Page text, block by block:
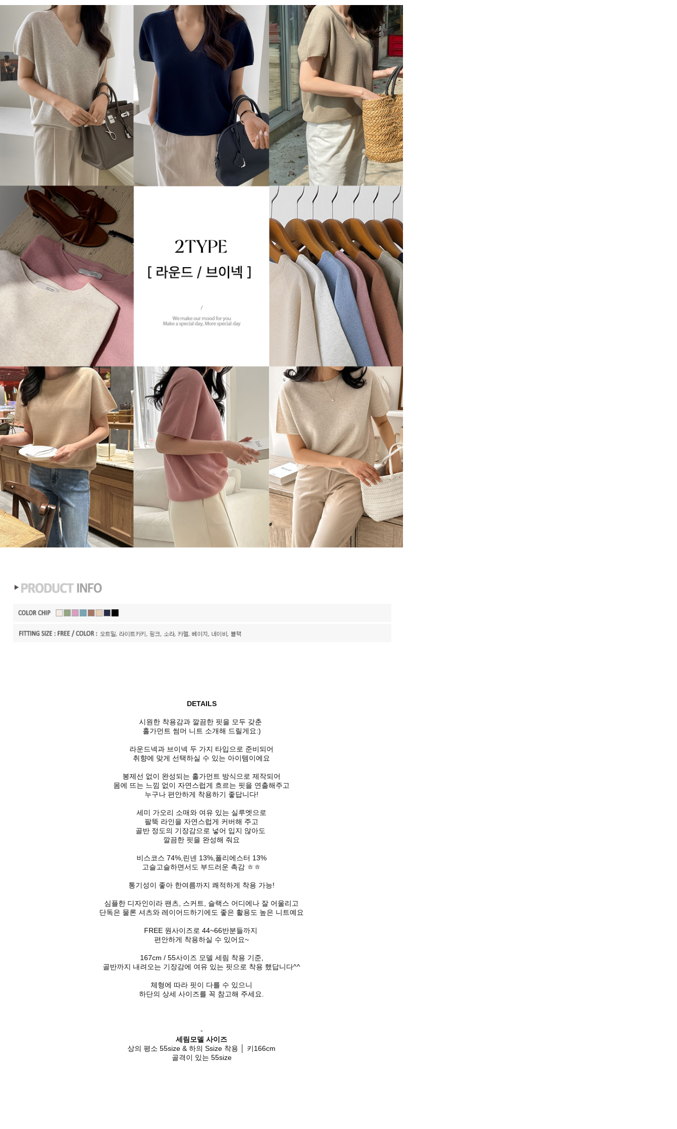
DETAILS
시원한 착용감과 깔끔한 핏을 모두 갖춘
홀가먼트 썸머 니트 소개해 드릴게요:)
라운드넥과 브이넥 두 가지 타입으로 준비되어
취향에 맞게 선택하실 수 있는 아이템이에요
봉제선 없이 완성되는 홀가먼트 방식으로 제작되어
몸에 뜨는 느낌 없이 자연스럽게 흐르는 핏을 연출해주고
누구나 편안하게 착용하기 좋답니다!
세미 가오리 소매와 여유 있는 실루엣으로
팔뚝 라인을 자연스럽게 커버해 주고
골반 정도의 기장감으로 넣어 입지 않아도
깔끔한 핏을 완성해 줘요
비스코스 74%,린넨 13%,폴리에스터 13%
고슬고슬하면서도 부드러운 촉감 ㅎㅎ
통기성이 좋아 한여름까지 쾌적하게 착용 가능!
심플한 디자인이라 팬츠, 스커트, 슬랙스 어디에나 잘 어울리고
단독은 물론 셔츠와 레이어드하기에도 좋은 활용도 높은 니트예요
FREE 원사이즈로 44~66반분들까지
편안하게 착용하실 수 있어요~
167cm / 55사이즈 모델 세림 착용 기준,
골반까지 내려오는 기장감에 여유 있는 핏으로 착용 했답니다^^
체형에 따라 핏이 다를 수 있으니
하단의 상세 사이즈를 꼭 참고해 주세요.
-
세림모델 사이즈
상의 평소 55size & 하의 Ssize 착용 │ 키166cm
골격이 있는 55size